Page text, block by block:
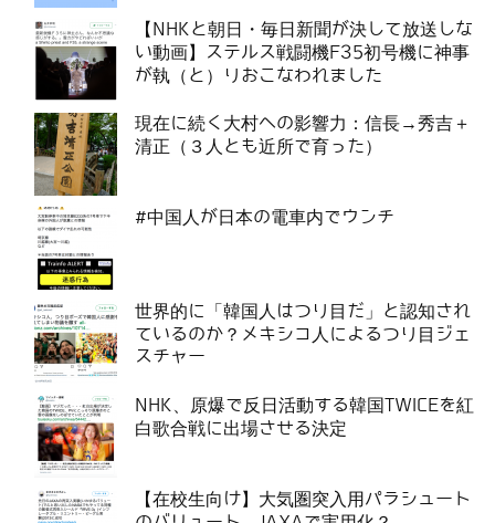
【NHKと朝日・毎日新聞が決して放送しな
い動画】ステルス戦闘機F35初号機に神事
が執（と）りおこなわれました
現在に続く大村への影響力：信長→秀吉＋
清正（３人とも近所で育った）
#中国人が日本の電車内でウンチ
世界的に「韓国人はつり目だ」と認知され
ているのか？メキシコ人によるつり目ジェ
スチャー
NHK、原爆で反日活動する韓国TWICEを紅
白歌合戦に出場させる決定
【在校生向け】大気圏突入用パラシュート